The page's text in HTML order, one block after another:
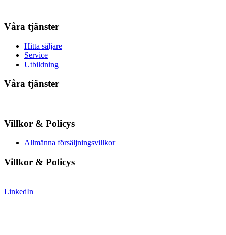
Våra tjänster
Hitta säljare
Service
Utbildning
Våra tjänster
Villkor & Policys
Allmänna försäljningsvillkor
Villkor & Policys
LinkedIn